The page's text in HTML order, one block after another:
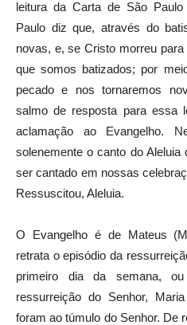
leitura da Carta de São
Paulo diz que, através do
novas, e, se Cristo morreu para
que somos batizados; por
pecado e nos tornaremos
salmo de resposta para essa
aclamação ao Evangelho.
solenemente o canto do
ser cantado em nossas
Ressuscitou, Aleluia.
O Evangelho é de Mateus
retrata o episódio da
primeiro dia da semana,
ressurreição do Senhor,
foram ao túmulo do Senhor. De